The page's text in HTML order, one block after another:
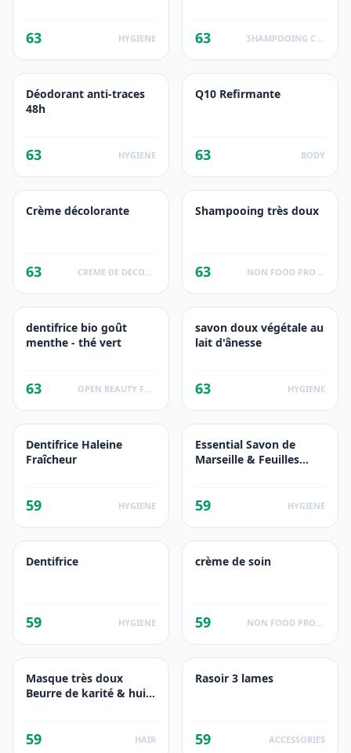
63 HYGIENE 63
Déodorant anti-traces
48h
63 HYGIENE
Q10 Refirmante
63 BODY
Crème décolorante
63
Shampooing très doux
63
dentifrice bio goût
menthe - thé vert
63
savon doux végétale au
lait d'ânesse
63 HYGIENE
Dentifrice Haleine
Fraîcheur
59 HYGIENE
Essential Savon de
Marseille & Feuilles
59 HYGIENE
Dentifrice
59 HYGIENE
crème de soin
59
Masque très doux
Beurre de karité & huile
59 HAIR
Rasoir 3 lames
59 ACCESSORIES